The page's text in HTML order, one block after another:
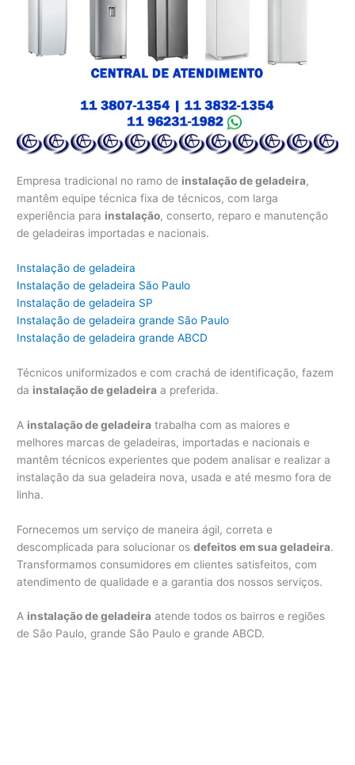
Empresa tradicional no ramo de instalação de geladeira,
mantêm equipe técnica fixa de técnicos, com larga
experiência para instalação, conserto, reparo e manutenção
de geladeiras importadas e nacionais.
Instalação de geladeira
Instalação de geladeira São Paulo
Instalação de geladeira SP
Instalação de geladeira grande São Paulo
Instalação de geladeira grande ABCD
Técnicos uniformizados e com crachá de identificação, fazem
da instalação de geladeira a preferida.
A instalação de geladeira trabalha com as maiores e
melhores marcas de geladeiras, importadas e nacionais e
mantêm técnicos experientes que podem analisar e realizar a
instalação da sua geladeira nova, usada e até mesmo fora de
linha.
Fornecemos um serviço de maneira ágil, correta e
descomplicada para solucionar osdefeitos em sua geladeira.
Transformamos consumidores em clientes satisfeitos, com
atendimento de qualidade e a garantia dos nossos serviços.
A instalação de geladeira atende todos os bairros e regiões
de São Paulo, grande São Paulo e grande ABCD.